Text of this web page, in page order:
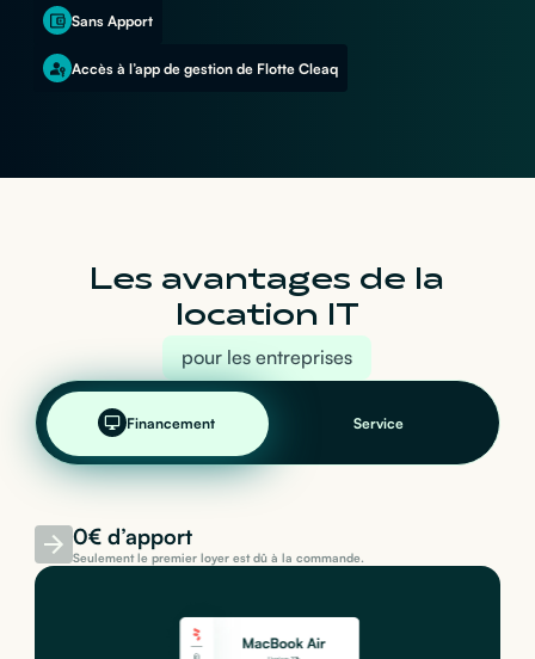
Sans Apport
Accès à l’app de gestion de Flotte Cleaq
Les avantages de la
location IT
pour les entreprises
Financement Service
0€ d’apport
Seulement le premier loyer est dû à la commande.